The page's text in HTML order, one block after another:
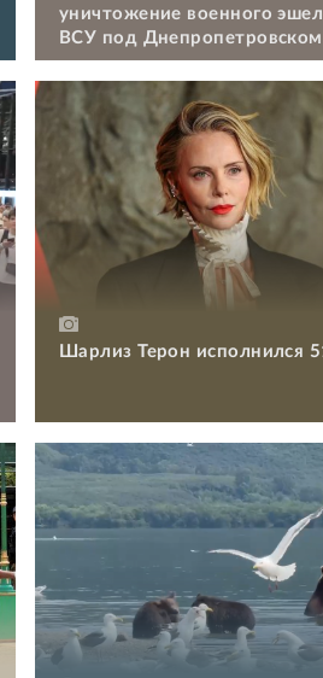
уничтожение военного
ВСУ под Днепропетровском
Шарлиз Терон исполнился